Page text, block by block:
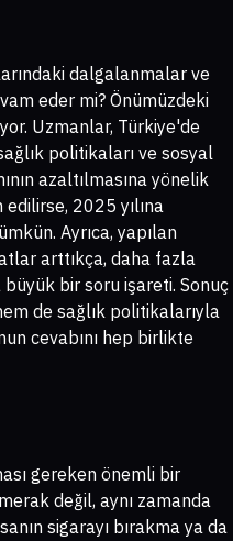
dalgalanmalar ve
eder mi? Önümüzdeki
Uzmanlar, Türkiye'de
politikaları ve sosyal
azaltılmasına yönelik
2025 yılına
Ayrıca, yapılan
arttıkça, daha fazla
bir soru işareti. Sonuç
de sağlık politikalarıyla
cevabını hep birlikte
gereken önemli bir
değil, aynı zamanda
sigarayı bırakma ya da